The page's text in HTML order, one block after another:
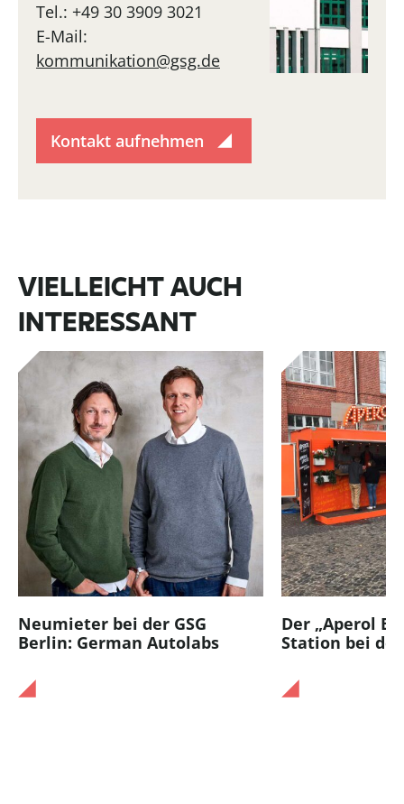
Tel.: +49 30 3909 3021
E-Mail:
kommunikation@gsg.de
Kontakt aufnehmen
VIELLEICHT AUCH
INTERESSANT
Neumieter bei der GSG
Berlin: German Autolabs
Der „Aperol
Station bei der